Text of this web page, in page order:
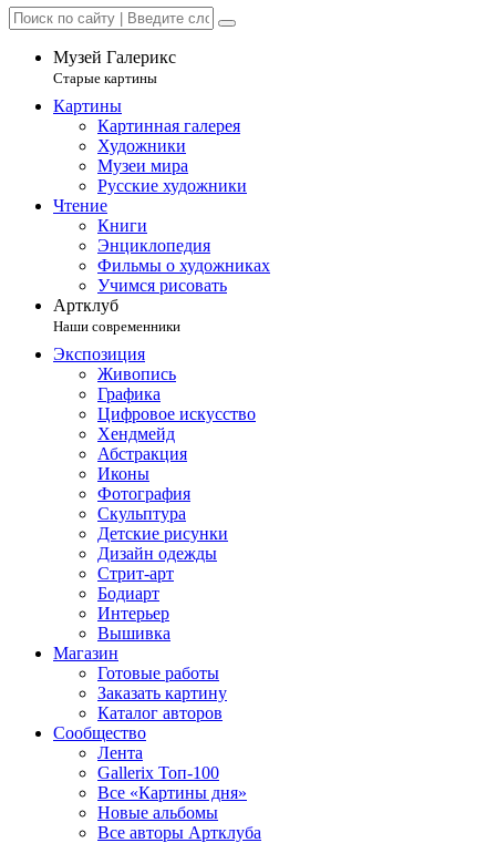
Музей Галерикс
Старые картины
Картины
Картинная галерея
Художники
Музеи мира
Русские художники
Чтение
Книги
Энциклопедия
Фильмы о художниках
Учимся рисовать
Артклуб
Наши современники
Экспозиция
Живопись
Графика
Цифровое искусство
Хендмейд
Абстракция
Иконы
Фотография
Скульптура
Детские рисунки
Дизайн одежды
Стрит-арт
Бодиарт
Интерьер
Вышивка
Магазин
Готовые работы
Заказать картину
Каталог авторов
Сообщество
Лента
Gallerix Топ-100
Все «Картины дня»
Новые альбомы
Все авторы Артклуба